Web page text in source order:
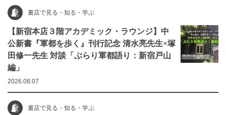
書店で見る・知る・学ぶ
【新宿本店３階アカデミック・ラウンジ】中
公新書『軍都を歩く』刊行記念 清水亮先生×塚
田修一先生 対談「ぶらり軍都語り：新宿戸山
編」
2026.08.07
書店で見る・知る・学ぶ